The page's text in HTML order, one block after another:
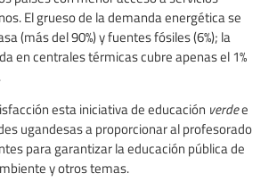
El grueso de la demanda energética se
(más del 90%) y fuentes fósiles (6%); la
en centrales térmicas cubre apenas el 1%
esta iniciativa de educación verdee
ugandesas a proporcionar al profesorado
para garantizar la educación pública de
y otros temas.